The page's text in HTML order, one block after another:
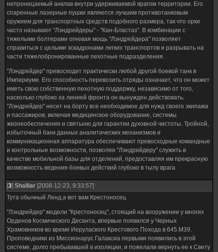
непроницаемый анклав внутри удерживаемой врагом территории. Его
спаренные лазерные пушки являются лучшим противотанковым
оружием для транспортных средств подобного размера, так что орки
часто называют "Лэндрейдеры" - "Кан-Бластаз". В комбинации с
тяжелыми болтерами огневая мощь "Лэндрейдера" позволяет
справиться с целыми эскадронами легких транспортов и разрывать на
части тяжелобронированные пехотные подразделения.
"Лэндрейдер" превосходит практически любой другой боевой танк в
Империуме. Его способность перевозить отряды означает, что он может
иметь свою собственную пехотную поддержку, независимо от того,
насколько глубоко за линией фронта он вынужден действовать.
"Лэндрейдер" несет на борту все необходимое для нужд своего экипажа
и пассажиров, включая медицинское оборудование, системы
жизнеобеспечения и святыню для гарантии духовной чистоты. Тройной,
избыточный банк данных аналитических механизмов и
коммуникационная аппаратура обеспечивают превосходные командные
и контрольные возможности, позволяя "Лэндрейдеру" служить в
качестве мобильной базы для отделений, предоставляя им прекрасную
возможность ведения боевых действий глубоко в тылу врага.
[3] Shalliar [2008-12-23, 9:33:57]
Тута обычный Ленд,а вот вам Крестоносец
"Лэндрейдер" модели "Крестоносец", стоящий на вооружении у многих
Орденов Космического Десанта, впервые появился у Черных
Храмовников во время Иерулаского Крестового Похода в 645.М39.
Проповедники из Миссионарус Галаксиа первыми появились в этой
системе, долго пребывавшей в изоляции, и пожелали вернуть ее к Свету